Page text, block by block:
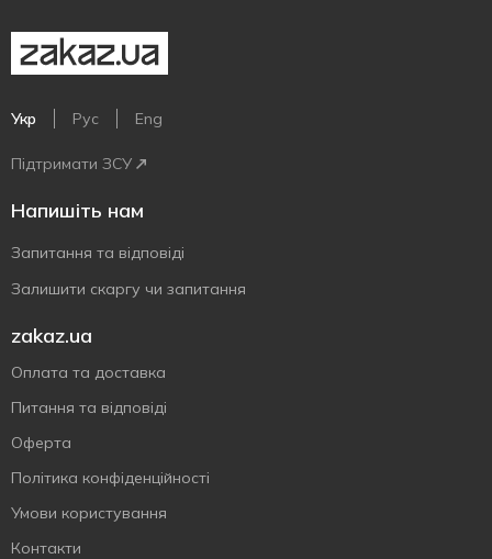
Укр Рус Eng
Підтримати ЗСУ
Напишіть нам
Запитання та відповіді
Залишити скаргу чи запитання
zakaz.ua
Оплата та доставка
Питання та відповіді
Оферта
Політика конфіденційності
Умови користування
Контакти